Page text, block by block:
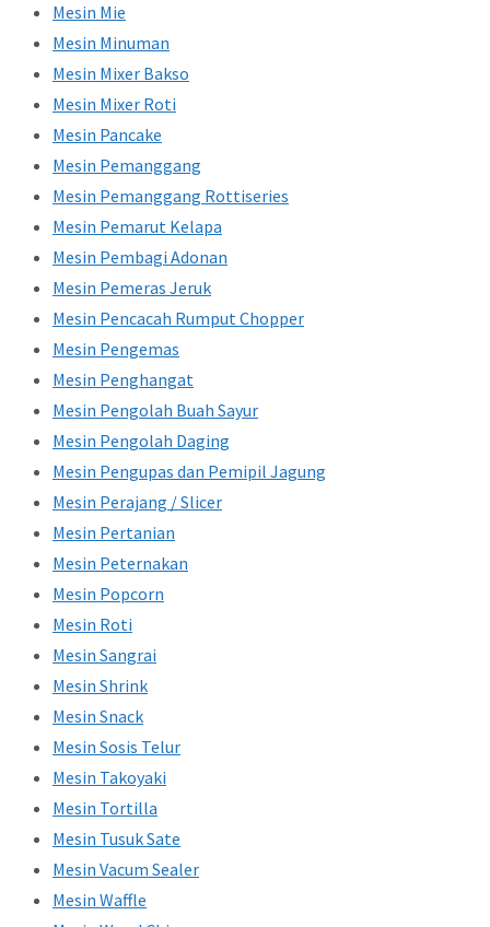
Mesin Mie
Mesin Minuman
Mesin Mixer Bakso
Mesin Mixer Roti
Mesin Pancake
Mesin Pemanggang
Mesin Pemanggang Rottiseries
Mesin Pemarut Kelapa
Mesin Pembagi Adonan
Mesin Pemeras Jeruk
Mesin Pencacah Rumput Chopper
Mesin Pengemas
Mesin Penghangat
Mesin Pengolah Buah Sayur
Mesin Pengolah Daging
Mesin Pengupas dan Pemipil Jagung
Mesin Perajang / Slicer
Mesin Pertanian
Mesin Peternakan
Mesin Popcorn
Mesin Roti
Mesin Sangrai
Mesin Shrink
Mesin Snack
Mesin Sosis Telur
Mesin Takoyaki
Mesin Tortilla
Mesin Tusuk Sate
Mesin Vacum Sealer
Mesin Waffle